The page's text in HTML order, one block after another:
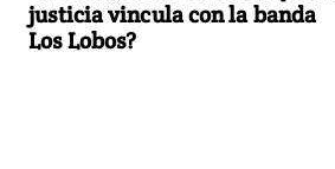
justicia vincula con la banda
Los Lobos?